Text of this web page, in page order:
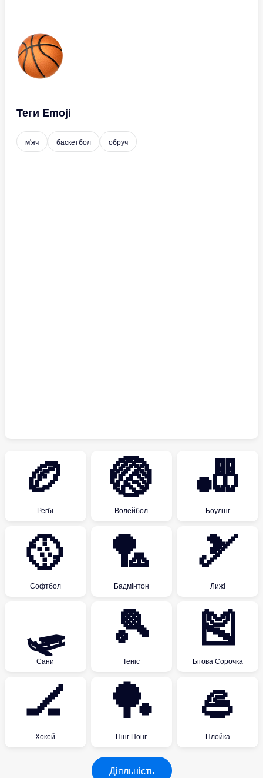
Теги Emoji
м'яч баскетбол обруч
🏉
Регбі
🏐
Волейбол
🎳
Боулінг
🥎
Софтбол
🏸
Бадмінтон
🎿
Лижі
🛷
Сани
🎾
Теніс
🎽
Бігова Сорочка
🏒
Хокей
🏓
Пінг Понг
🥌
Плойка
Діяльність